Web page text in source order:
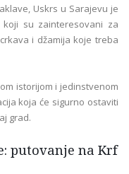
Uskrs u Sarajevu je
su zainteresovani za
i džamija koje treba
istorijom i jedinstvenom
koja će sigurno ostaviti
grad.
putovanje na Krf